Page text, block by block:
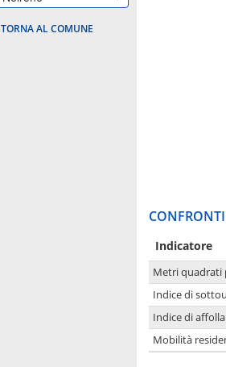
TORNA AL COMUNE
Indicatore
Metri quadrati
Indice di
Indice di
Mobilità